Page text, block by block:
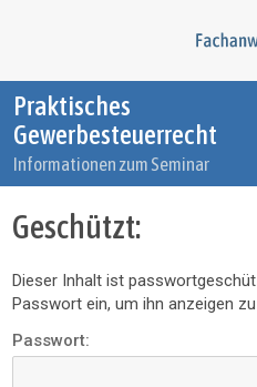
Praktisches
Gewerbesteuerrecht
Informationen zum Seminar
Geschützt:
Dieser Inhalt ist
Passwort ein, um ihn anzeigen
Passwort: